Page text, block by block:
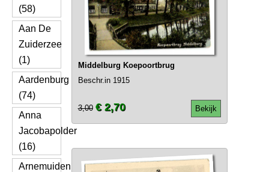
(58)
Aan De
Zuiderzee
(1)
Aardenburg
(74)
Anna
Jacobapolder
(16)
Arnemuiden
Middelburg Koepoortbrug
Beschr.in 1915
Bekijk
3,00 € 2,70